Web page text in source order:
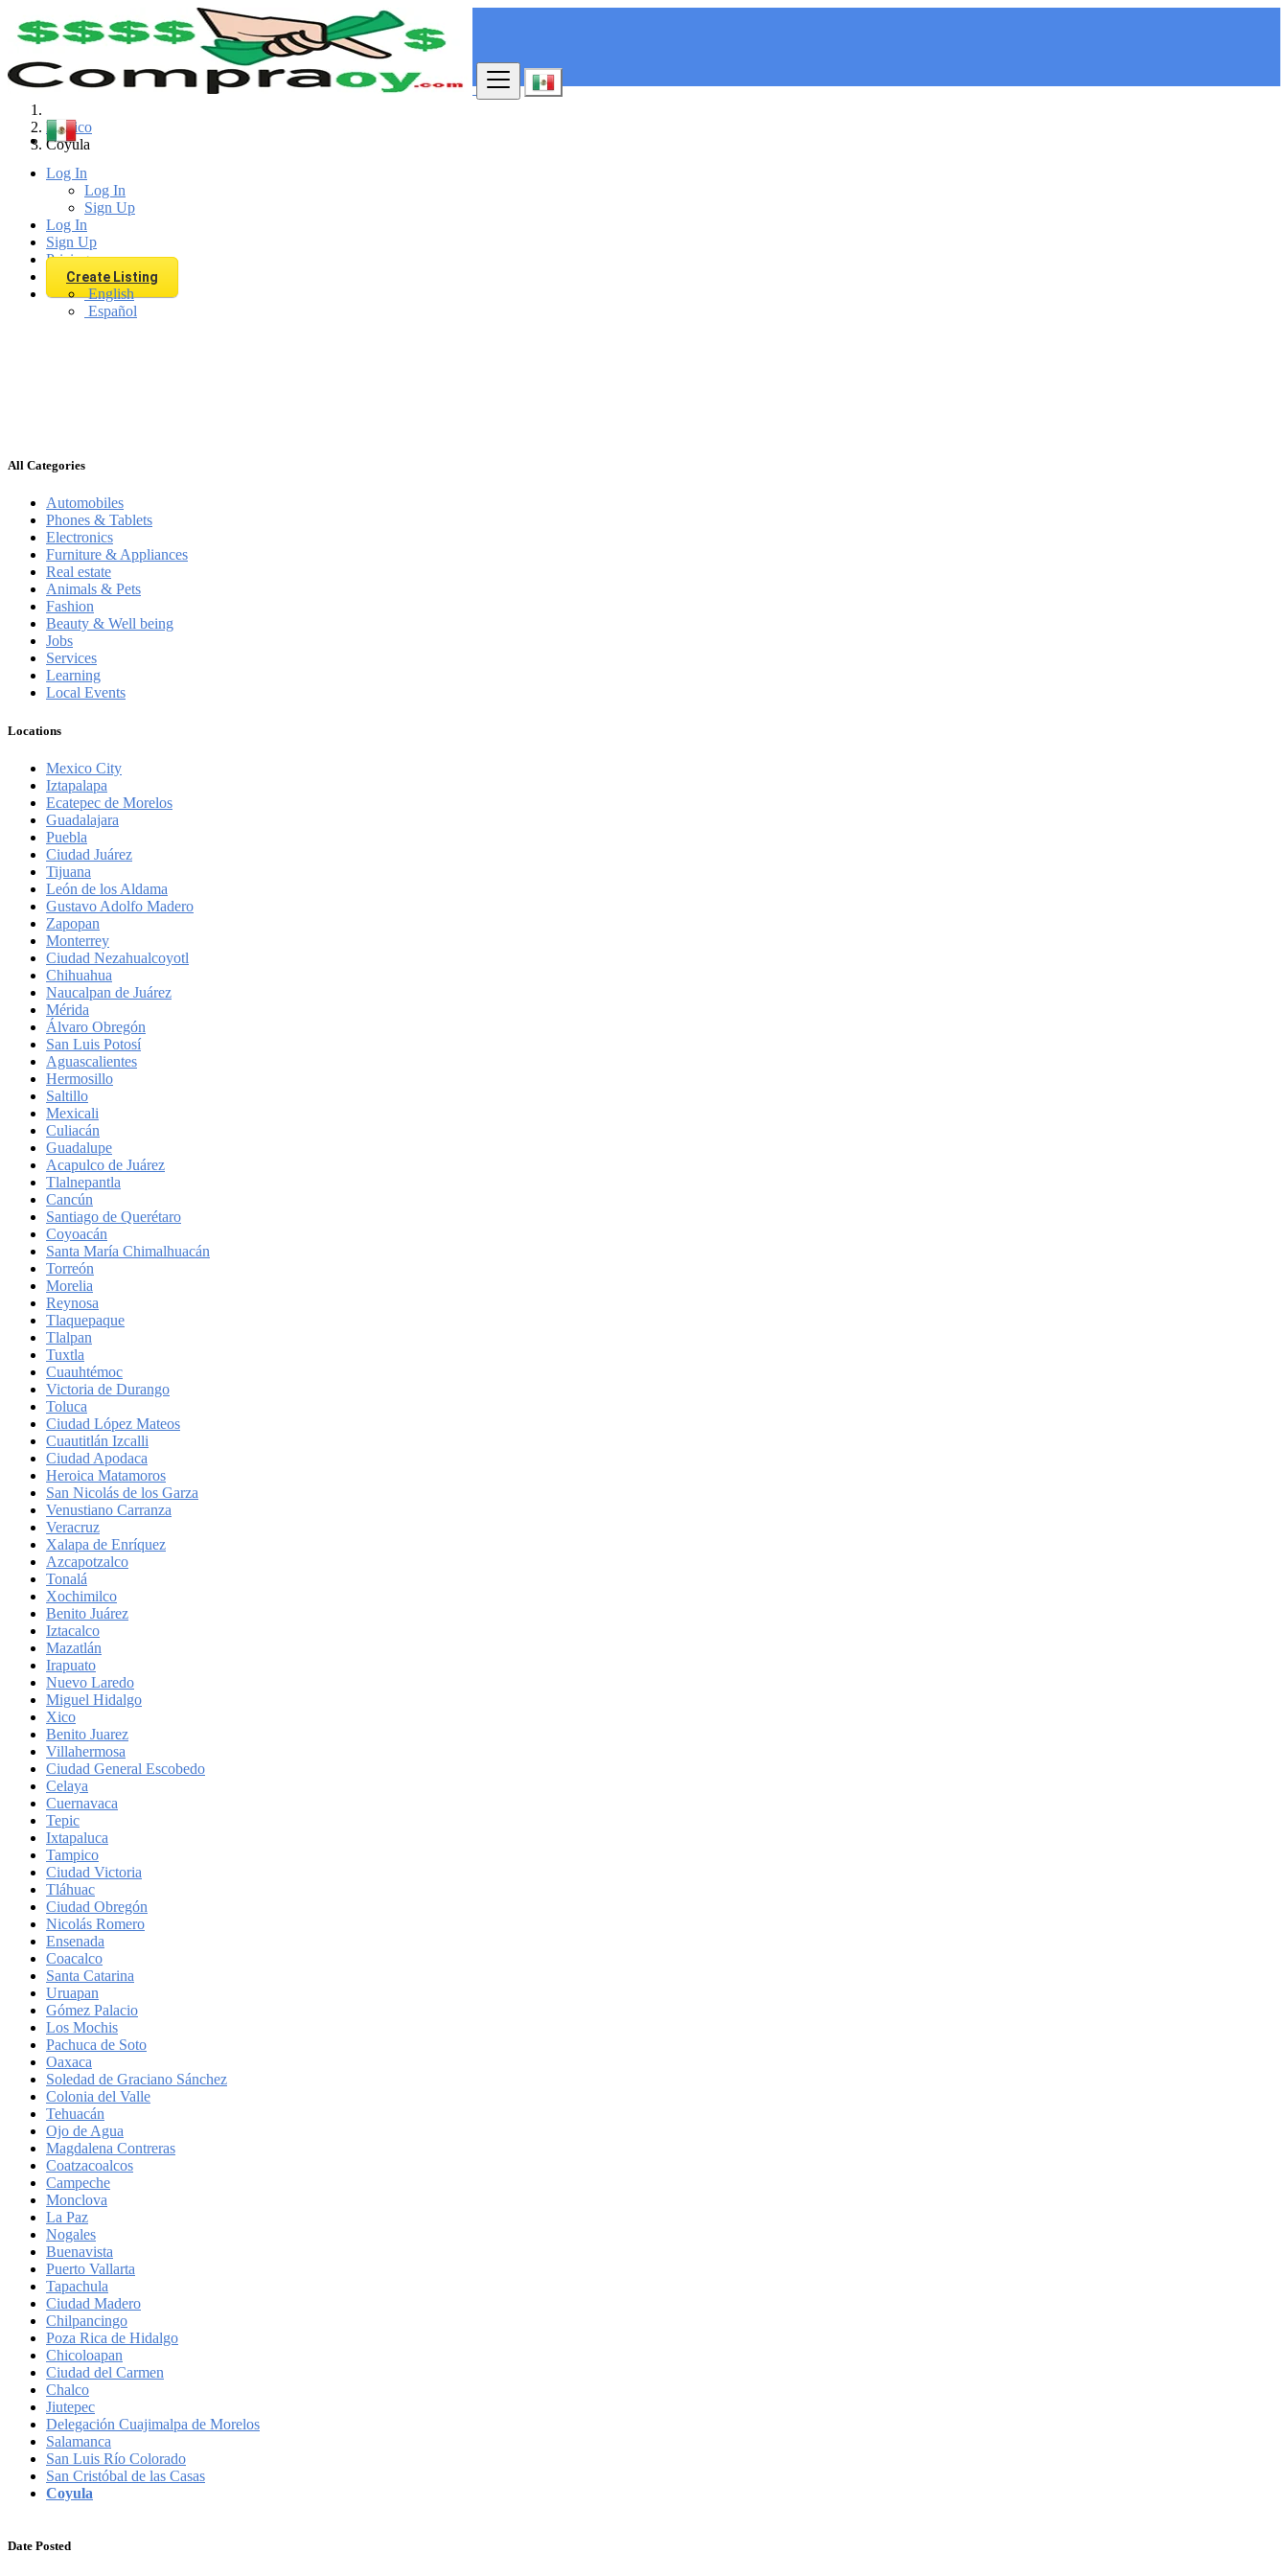
Log In
Log In
Sign Up
Log In
Sign Up
Pricing
Create Listing
English
Español
Find
Mexico
Coyula
All Categories
Automobiles
Phones & Tablets
Electronics
Furniture & Appliances
Real estate
Animals & Pets
Fashion
Beauty & Well being
Jobs
Services
Learning
Local Events
Locations
Mexico City
Iztapalapa
Ecatepec de Morelos
Guadalajara
Puebla
Ciudad Juárez
Tijuana
León de los Aldama
Gustavo Adolfo Madero
Zapopan
Monterrey
Ciudad Nezahualcoyotl
Chihuahua
Naucalpan de Juárez
Mérida
Álvaro Obregón
San Luis Potosí
Aguascalientes
Hermosillo
Saltillo
Mexicali
Culiacán
Guadalupe
Acapulco de Juárez
Tlalnepantla
Cancún
Santiago de Querétaro
Coyoacán
Santa María Chimalhuacán
Torreón
Morelia
Reynosa
Tlaquepaque
Tlalpan
Tuxtla
Cuauhtémoc
Victoria de Durango
Toluca
Ciudad López Mateos
Cuautitlán Izcalli
Ciudad Apodaca
Heroica Matamoros
San Nicolás de los Garza
Venustiano Carranza
Veracruz
Xalapa de Enríquez
Azcapotzalco
Tonalá
Xochimilco
Benito Juárez
Iztacalco
Mazatlán
Irapuato
Nuevo Laredo
Miguel Hidalgo
Xico
Benito Juarez
Villahermosa
Ciudad General Escobedo
Celaya
Cuernavaca
Tepic
Ixtapaluca
Tampico
Ciudad Victoria
Tláhuac
Ciudad Obregón
Nicolás Romero
Ensenada
Coacalco
Santa Catarina
Uruapan
Gómez Palacio
Los Mochis
Pachuca de Soto
Oaxaca
Soledad de Graciano Sánchez
Colonia del Valle
Tehuacán
Ojo de Agua
Magdalena Contreras
Coatzacoalcos
Campeche
Monclova
La Paz
Nogales
Buenavista
Puerto Vallarta
Tapachula
Ciudad Madero
Chilpancingo
Poza Rica de Hidalgo
Chicoloapan
Ciudad del Carmen
Chalco
Jiutepec
Delegación Cuajimalpa de Morelos
Salamanca
San Luis Río Colorado
San Cristóbal de las Casas
Coyula
Date Posted